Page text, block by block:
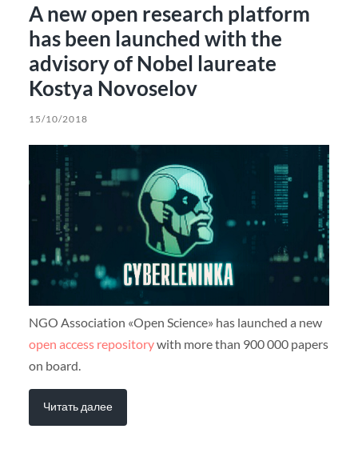
A new open research platform
has been launched with the
advisory of Nobel laureate
Kostya Novoselov
15/10/2018
NGO Association «Open Science» has launched a new
open access repositorywith more than 900 000 papers
on board.
Читать далее